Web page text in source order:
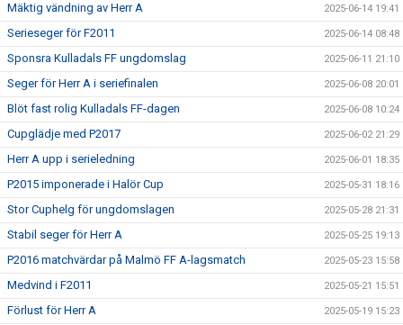
Mäktig vändning av Herr A 2025-06-14 19:41
Serieseger för F2011 2025-06-14 08:48
Sponsra Kulladals FF ungdomslag 2025-06-11 21:10
Seger för Herr A i seriefinalen 2025-06-08 20:01
Blöt fast rolig Kulladals FF-dagen 2025-06-08 10:24
Cupglädje med P2017 2025-06-02 21:29
Herr A upp i serieledning 2025-06-01 18:35
P2015 imponerade i Halör Cup 2025-05-31 18:16
Stor Cuphelg för ungdomslagen 2025-05-28 21:31
Stabil seger för Herr A 2025-05-25 19:13
P2016 matchvärdar på Malmö FF A-lagsmatch 2025-05-23 15:58
Medvind i F2011 2025-05-21 15:51
Förlust för Herr A 2025-05-19 15:23